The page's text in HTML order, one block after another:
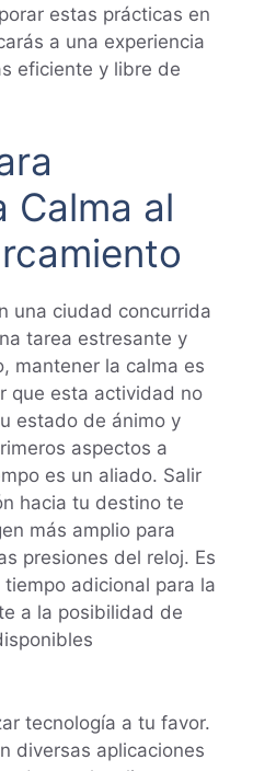
estas prácticas en
a una experiencia
eficiente y libre de
Calma al
una ciudad concurrida
tarea estresante y
mantener la calma es
que esta actividad no
estado de ánimo y
aspectos a
es un aliado. Salir
hacia tu destino te
más amplio para
presiones del reloj. Es
adicional para la
a la posibilidad de
tecnología a tu favor.
diversas aplicaciones